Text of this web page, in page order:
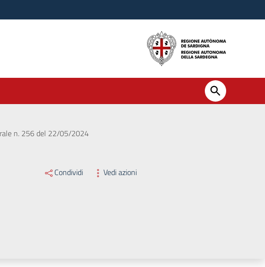
n. 256 del 22/05/2024
Condividi Vedi azioni